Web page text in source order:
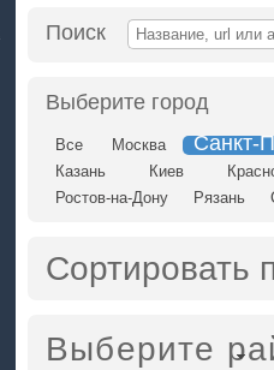
Поиск
Выберите город
Все Москва Санкт-
Казань Киев
Ростов-на-Дону
Рязань
Сортировать
Выберите